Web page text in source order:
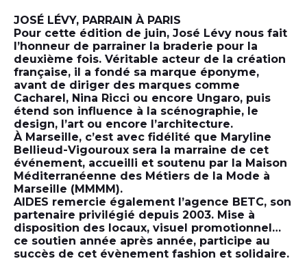
JOSÉ LÉVY, PARRAIN À PARIS
Pour cette édition de juin, José Lévy nous fait
l’honneur de parrainer la braderie pour la
deuxième fois. Véritable acteur de la création
française, il a fondé sa marque éponyme,
avant de diriger des marques comme
Cacharel, Nina Ricci ou encore Ungaro, puis
étend son influence à la scénographie, le
design, l’art ou encore l’architecture.
À Marseille, c’est avec fidélité que Maryline
Bellieud-Vigouroux sera la marraine de cet
événement, accueilli et soutenu par la Maison
Méditerranéenne des Métiers de la Mode à
Marseille (MMMM).
AIDES remercie également l’agence BETC, son
partenaire privilégié depuis 2003. Mise à
disposition des locaux, visuel promotionnel…
ce soutien année après année, participe au
succès de cet évènement fashion et solidaire.